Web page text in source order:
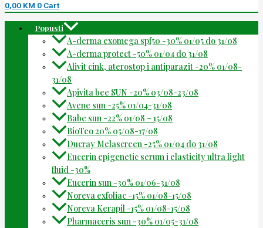
0,00 KM 0 Cart
Popusti
A-derma exomega spf50 -30% 01/05 do 31/08
A-derma protect -50% 01/04 do 31/08
Alivit cink, aterostop i antiparazit -20% 01/08-
31/08
Apivita bee SUN -20% 03/08-23/08
Avene sun -25% 01/04-31/08
Babe sun -22% 01/08 – 15/08
BioTeo 20% 05/08-17/08
Ducray Melascreen -25% 01/04 do 31/08
Eucerin epigenetic serum i elasticity ultra light
fluid -30%
Eucerin sun -30% 01/06-31/08
Noreva exfoliac -15% 01/08-15/08
Noreva Kerapil -15% 01/08-15/08
Pharmaceris sun -30% 01/05-31/08